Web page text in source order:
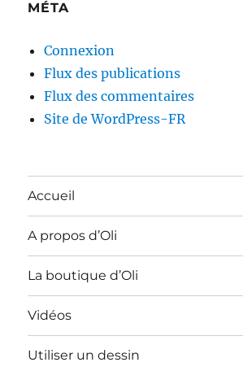
MÉTA
Connexion
Flux des publications
Flux des commentaires
Site de WordPress-FR
Accueil
A propos d’Oli
La boutique d’Oli
Vidéos
Utiliser un dessin